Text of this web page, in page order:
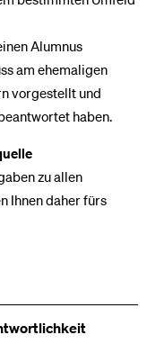
Alumnus
am ehemaligen
vorgestellt und
haben.
zu allen
Ihnen daher fürs